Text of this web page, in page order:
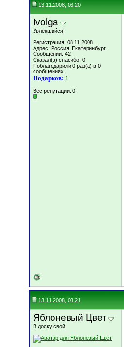
13.11.2008, 03:20
Ivolga
Увлекшийся
Регистрация: 08.11.2008
Адрес: Россия, Екатеринбург
Сообщений: 42
Сказал(а) спасибо: 0
Поблагодарили 0 раз(а) в 0
сообщениях
Подарков: 1
Вес репутации: 0
13.11.2008, 03:21
Яблоневый Цвет
В доску свой